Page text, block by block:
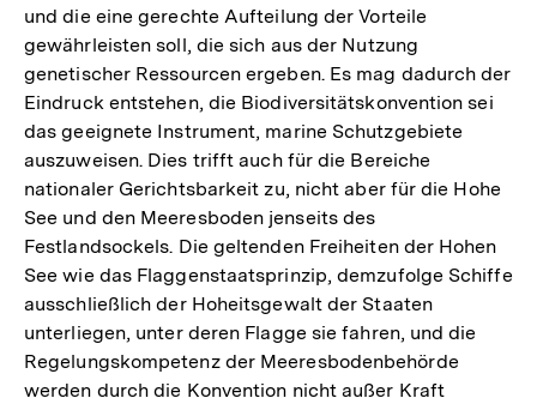
und die eine gerechte Aufteilung der Vorteile
gewährleisten soll, die sich aus der Nutzung
genetischer Ressourcen ergeben. Es mag dadurch der
Eindruck entstehen, die Biodiversitätskonvention sei
das geeignete Instrument, marine Schutzgebiete
auszuweisen. Dies trifft auch für die Bereiche
nationaler Gerichtsbarkeit zu, nicht aber für die Hohe
See und den Meeresboden jenseits des
Festlandsockels. Die geltenden Freiheiten der Hohen
See wie das Flaggenstaatsprinzip, demzufolge Schiffe
ausschließlich der Hoheitsgewalt der Staaten
unterliegen, unter deren Flagge sie fahren, und die
Regelungskompetenz der Meeresbodenbehörde
werden durch die Konvention nicht außer Kraft